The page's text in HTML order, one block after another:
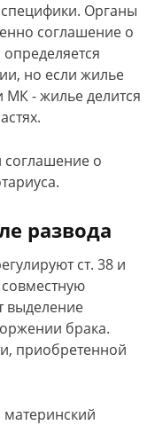
Органы
соглашение о
но если жилье
МК - жилье делится
соглашение о
развода
ст. 38 и
выделение
брака.
приобретенной
материнский